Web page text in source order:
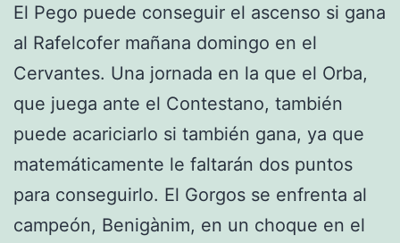
El Pego puede conseguir el ascenso si gana
al Rafelcofer mañana domingo en el
Cervantes. Una jornada en la que el Orba,
que juega ante el Contestano, también
puede acariciarlo si también gana, ya que
matemáticamente le faltarán dos puntos
para conseguirlo. El Gorgos se enfrenta al
campeón, Benigànim, en un choque en el